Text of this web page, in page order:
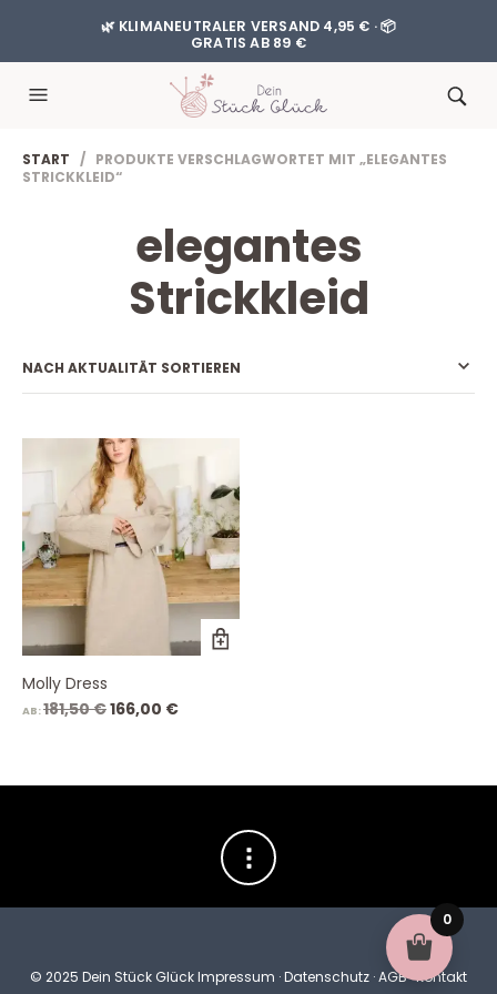
🌿 KLIMANEUTRALER VERSAND 4,95 € · 📦
GRATIS AB 89 €
START / PRODUKTE VERSCHLAGWORTET MIT „ELEGANTES
STRICKKLEID“
elegantes
Strickkleid
Molly Dress
AB:181,50€Ursprünglicher
166,00 €Aktueller
© 2025 Dein Stück GlückImpressum ·Datenschutz ·AGB·Kontakt
0